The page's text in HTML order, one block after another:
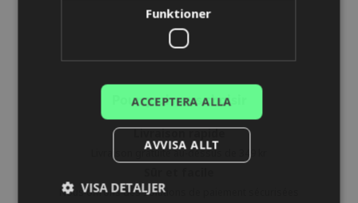
Pourquoi nous choisir
Livraison rapide
Livraison gratuite au-dessus de 349 kr
Nous offrons des solutions de paiement sécurisées
Funktioner
ACCEPTERA ALLA
AVVISA ALLT
VISA DETALJER